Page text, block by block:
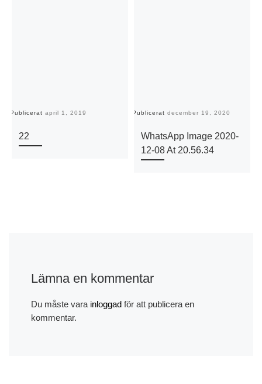
Publicerat april 1, 2019
22
Publicerat december 19, 2020
WhatsApp Image 2020-
12-08 At 20.56.34
Lämna en kommentar
Du måste vara inloggadför att publicera en
kommentar.